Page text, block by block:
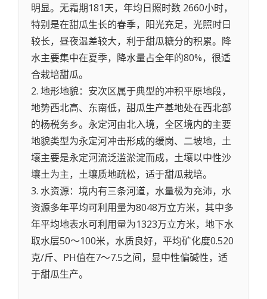
明显。无霜期181天，年均日照时数 2660小时，
特别是在甜瓜生长的春季，阳光充足，光照时日
较长，昼夜温差较大，利于甜瓜糖分的积累。降
水主要集中在夏季，降水量占全年的80%，很适
合栽培甜瓜。
2. 地形地貌：安次区属于典型的冲积平原地段，
地势西北高、东南低，甜瓜生产基地处在西北部
的杨税务乡。永定河由北入境，全区境内的主要
地貌类型为永定河冲击形成的缓岗、二坡地，土
壤主要是永定河流泛滥淤淀而成，土壤以中性沙
壤土为主，土壤质地疏松，适于甜瓜栽培。
3. 水资源：境内有三条河道，水量极为充沛，水
资源多年平均可利用量为8048万立方米，其中多
年平均地表水可利用量为1323万立方米，地下水
取水层50～100米，水质良好，平均矿化度0.520
克/斤、PH值在7～7.5之间，显中性偏碱性，适
于甜瓜生产。